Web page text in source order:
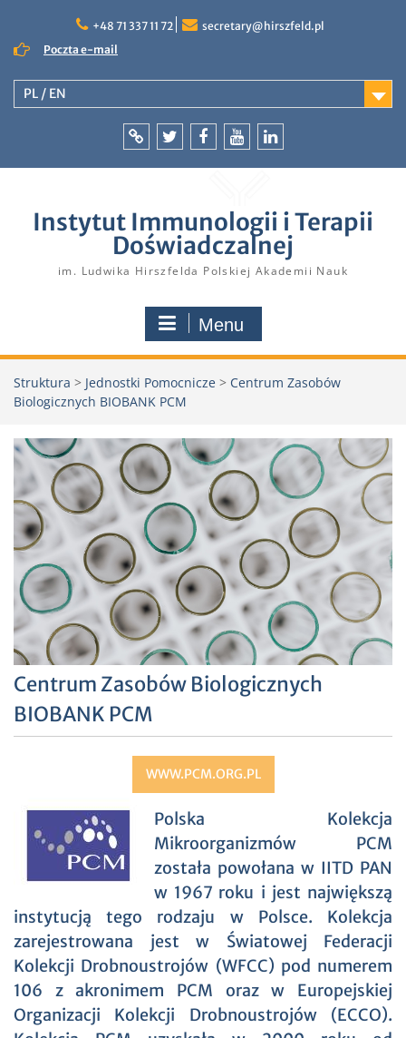
content
+48 71 337 11 72
secretary@hirszfeld.pl
Poczta e-mail
PL / EN
Instytut Immunologii i Terapii
Doświadczalnej
im. Ludwika Hirszfelda Polskiej Akademii Nauk
Menu
Struktura > Jednostki Pomocnicze > Centrum Zasobów
Biologicznych BIOBANK PCM
Centrum Zasobów Biologicznych
BIOBANK PCM
WWW.PCM.ORG.PL
Polska Kolekcja
Mikroorganizmów PCM
została powołana w IITD PAN
w 1967 roku i jest największą
instytucją tego rodzaju w Polsce. Kolekcja
zarejestrowana jest w Światowej Federacji
Kolekcji Drobnoustrojów (WFCC) pod numerem
106 z akronimem PCM oraz w Europejskiej
Organizacji Kolekcji Drobnoustrojów (ECCO).